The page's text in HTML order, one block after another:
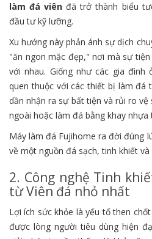
làm đá viên đã trở thành biểu
đầu tư kỹ lưỡng.
Xu hướng này phản ánh sự dịch
"ăn ngon mặc đẹp," nơi mà sự
với nhau. Giống như các gia đình
quen thuộc với các thiết bị làm đá
dần nhận ra sự bất tiện và rủi ro
ngoài hoặc làm đá bằng khay nhựa
Máy làm đá Fujihome ra đời đúng
về một nguồn đá sạch, tinh khiết
2. Công nghệ Tinh
từ Viên đá nhỏ nhất
Lợi ích sức khỏe là yếu tố then
được lòng người tiêu dùng hiện